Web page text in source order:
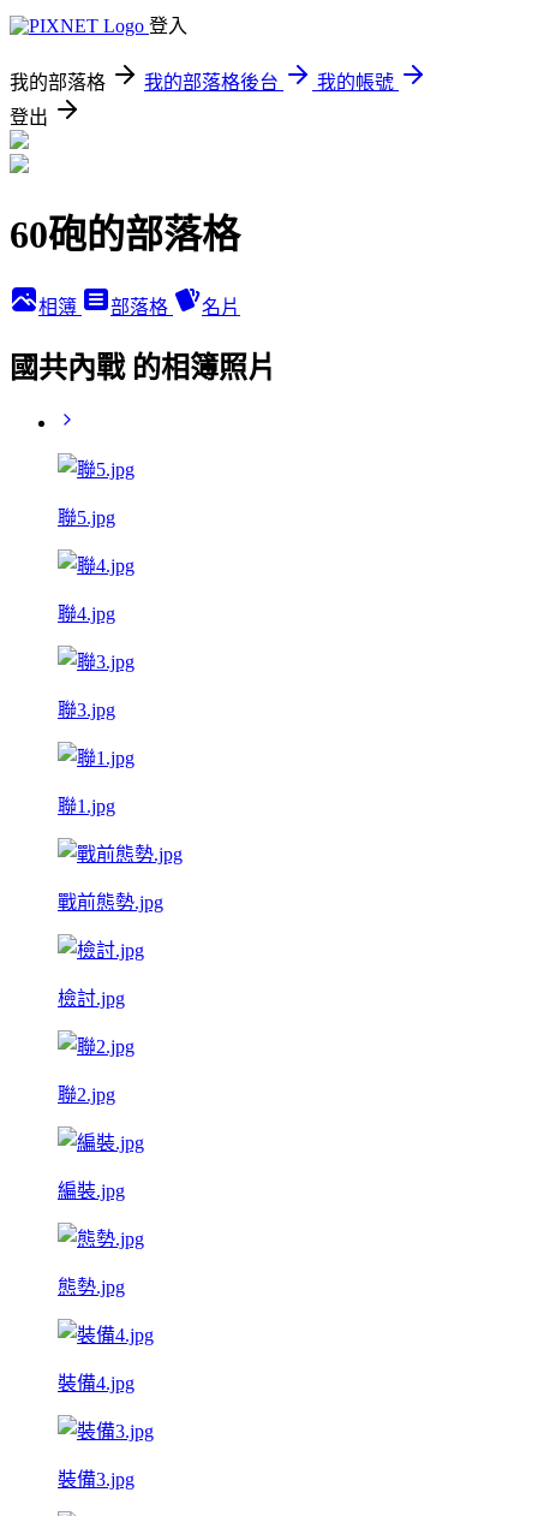
登入
我的部落格 我的部落格後台
我的帳號
登出
60砲的部落格
相簿 部落格 名片
國共內戰 的相簿照片
聯5.jpg
聯4.jpg
聯3.jpg
聯1.jpg
戰前態勢.jpg
檢討.jpg
聯2.jpg
編裝.jpg
態勢.jpg
裝備4.jpg
裝備3.jpg